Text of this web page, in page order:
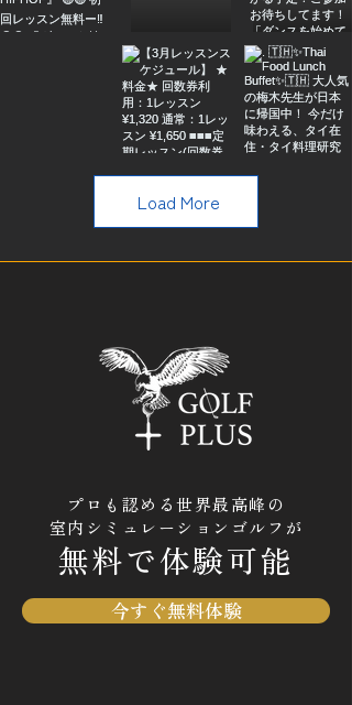
Load More
プロも認める世界最高峰の
​室内 シミュレーションゴルフが
無料で体験可能
今すぐ無料体験